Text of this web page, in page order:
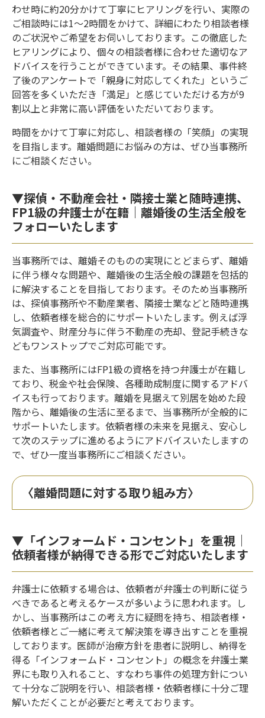
わせ時に約20分かけて丁寧にヒアリングを行い、実際の
ご相談時には1～2時間をかけて、詳細にわたり相談者様
のご状況やご希望をお伺いしております。この徹底した
ヒアリングにより、個々の相談者様に合わせた適切なア
ドバイスを行うことができています。その結果、事件終
了後のアンケートで「親身に対応してくれた」というご
回答を多くいただき「満足」と感じていただける方が9
割以上と非常に高い評価をいただいております。
時間をかけて丁寧に対応し、相談者様の「笑顔」の実現
を目指します。離婚問題にお悩みの方は、ぜひ当事務所
にご相談ください。
▼探偵・不動産会社・隣接士業と随時連携、
FP1級の弁護士が在籍｜離婚後の生活全般を
フォローいたします
当事務所では、離婚そのものの実現にとどまらず、離婚
に伴う様々な問題や、離婚後の生活全般の課題を包括的
に解決することを目指しております。そのため当事務所
は、探偵事務所や不動産業者、隣接士業などと随時連携
し、依頼者様を総合的にサポートいたします。例えば浮
気調査や、財産分与に伴う不動産の売却、登記手続きな
どもワンストップでご対応可能です。
また、当事務所にはFP1級の資格を持つ弁護士が在籍し
ており、税金や社会保険、各種助成制度に関するアドバ
イスも行っております。離婚を見据えて別居を始めた段
階から、離婚後の生活に至るまで、当事務所が全般的に
サポートいたします。依頼者様の未来を見据え、安心し
て次のステップに進めるようにアドバイスいたしますの
で、ぜひ一度当事務所にご相談ください。
〈離婚問題に対する取り組み方〉
▼「インフォームド・コンセント」を重視｜
依頼者様が納得できる形でご対応いたします
弁護士に依頼する場合は、依頼者が弁護士の判断に従う
べきであると考えるケースが多いように思われます。し
かし、当事務所はこの考え方に疑問を持ち、相談者様・
依頼者様とご一緒に考えて解決策を導き出すことを重視
しております。医師が治療方針を患者に説明し、納得を
得る「インフォームド・コンセント」の概念を弁護士業
界にも取り入れること、すなわち事件の処理方針につい
て十分なご説明を行い、相談者様・依頼者様に十分ご理
解いただくことが必要だと考えております。